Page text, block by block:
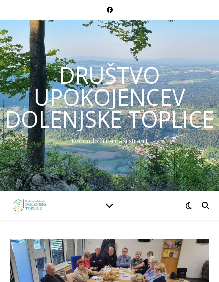
DRUŠTVO
UPOKOJENCEV
DOLENJSKE TOPLICE
Dobrodošli na naši strani!